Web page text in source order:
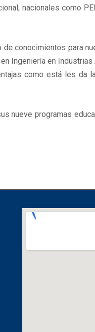
nacionales como
conocimientos para
Ingeniería en
como está les da
nueve programas